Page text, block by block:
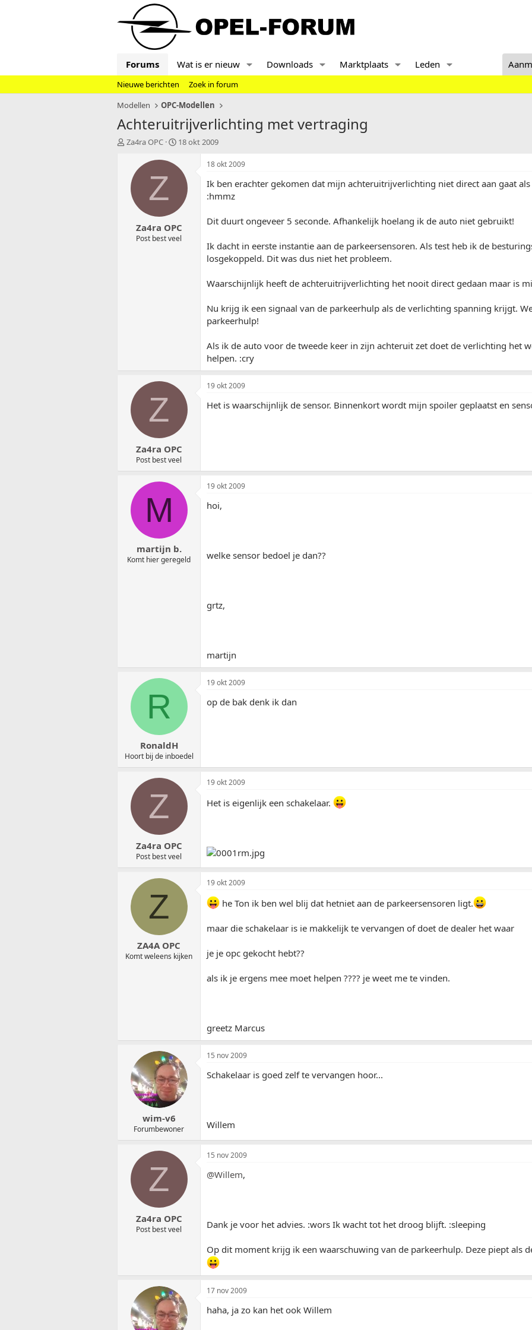
Forums Wat is er nieuw Downloads Marktplaats Leden
Nieuwe berichten
Zoek in forum
Modellen
OPC-Modellen
Achteruitrijverlichting met vertraging
T
Za4ra OPC
S
a
u
m
18 okt 2009
Z
Za4ra OPC
Post best veel
18 okt 2009
Ik ben erachter gekomen dat mijn achteruitrijverlichting niet direct aan gaat
:hmmz
Dit duurt ongeveer 5 seconde. Afhankelijk hoelang ik de auto niet gebruikt!
Ik dacht in eerste instantie aan de parkeersensoren. Als test heb ik de
losgekoppeld. Dit was dus niet het probleem.
Waarschijnlijk heeft de achteruitrijverlichting het nooit direct gedaan maar is
Nu krijg ik een signaal van de parkeerhulp als de verlichting spanning krijgt.
parkeerhulp!
Als ik de auto voor de tweede keer in zijn achteruit zet doet de verlichting het
helpen. :cry
Z
Za4ra OPC
Post best veel
19 okt 2009
Het is waarschijnlijk de sensor. Binnenkort wordt mijn spoiler geplaatst en
M
martijn b.
Komt hier geregeld
19 okt 2009
hoi,
welke sensor bedoel je dan??
grtz,
martijn
R
RonaldH
Hoort bij de inboedel
19 okt 2009
op de bak denk ik dan
Z
Za4ra OPC
Post best veel
19 okt 2009
Het is eigenlijk een schakelaar.
Z
ZA4A OPC
Komt weleens kijken
19 okt 2009
he Ton ik ben wel blij dat hetniet aan de parkeersensoren ligt.
maar die schakelaar is ie makkelijk te vervangen of doet de dealer het waar
je je opc gekocht hebt??
als ik je ergens mee moet helpen ???? je weet me te vinden.
greetz Marcus
wim-v6
Forumbewoner
15 nov 2009
Schakelaar is goed zelf te vervangen hoor...
Willem
Z
Za4ra OPC
Post best veel
15 nov 2009
@Willem,
Dank je voor het advies. :wors Ik wacht tot het droog blijft. :sleeping
Op dit moment krijg ik een waarschuwing van de parkeerhulp. Deze piept als
17 nov 2009
haha, ja zo kan het ook Willem